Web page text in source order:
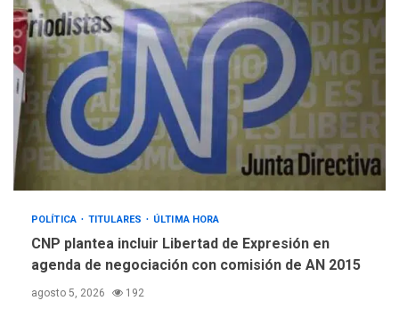
3
Guatemala por erupción de
volcán de Fuego
4
GUERRA EN EL MUNDO
TITULARES
ÚLTIMA HORA
EEUU confía acuerdo «muy
pronto» sobre Ormuz
5
Guardia Nacional
Bolivariana celebró su 89°
aniversario en Nueva
POLÍTICA TITULARES ÚLTIMA HORA
CNP plantea incluir Libertad de Expresión en
agenda de negociación con comisión de AN 2015
agosto 5, 2026 192